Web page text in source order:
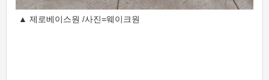
▲ 제로베이스원 /사진=웨이크원